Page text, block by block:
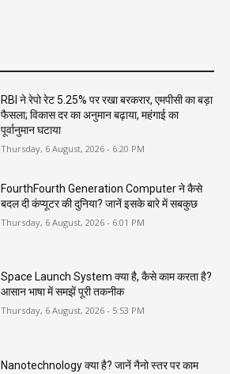
RBI ने रेपो रेट 5.25% पर रखा बरकरार, एमपीसी का बड़ा
फैसला; विकास दर का अनुमान बढ़ाया, महंगाई का
पूर्वानुमान घटाया
Thursday, 6 August, 2026 - 6:20 PM
FourthFourth Generation Computer ने कैसे
बदल दी कंप्यूटर की दुनिया? जानें इसके बारे में सबकुछ
Thursday, 6 August, 2026 - 6:01 PM
Space Launch System क्या है, कैसे काम करता है?
आसान भाषा में समझें पूरी तकनीक
Thursday, 6 August, 2026 - 5:53 PM
Nanotechnology क्या है? जानें नैनो स्तर पर काम